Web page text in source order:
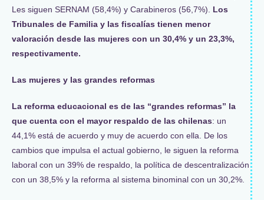
Les siguen SERNAM (58,4%) y Carabineros (56,7%). Los
Tribunales de Familia y las fiscalías tienen menor
valoración desde las mujeres con un 30,4% y un 23,3%,
respectivamente.
Las mujeres y las grandes reformas
La reforma educacional es de las “grandes reformas” la
que cuenta con el mayor respaldo de las chilenas: un
44,1% está de acuerdo y muy de acuerdo con ella. De los
cambios que impulsa el actual gobierno, le siguen la reforma
laboral con un 39% de respaldo, la política de descentralización
con un 38,5% y la reforma al sistema binominal con un 30,2%.